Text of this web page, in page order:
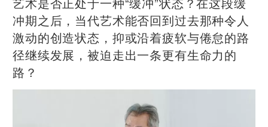
冲期之后，当代艺术能否回到过去那种令人
激动的创造状态，抑或沿着疲软与倦怠的路
径继续发展，被迫走出一条更有生命力的
路？